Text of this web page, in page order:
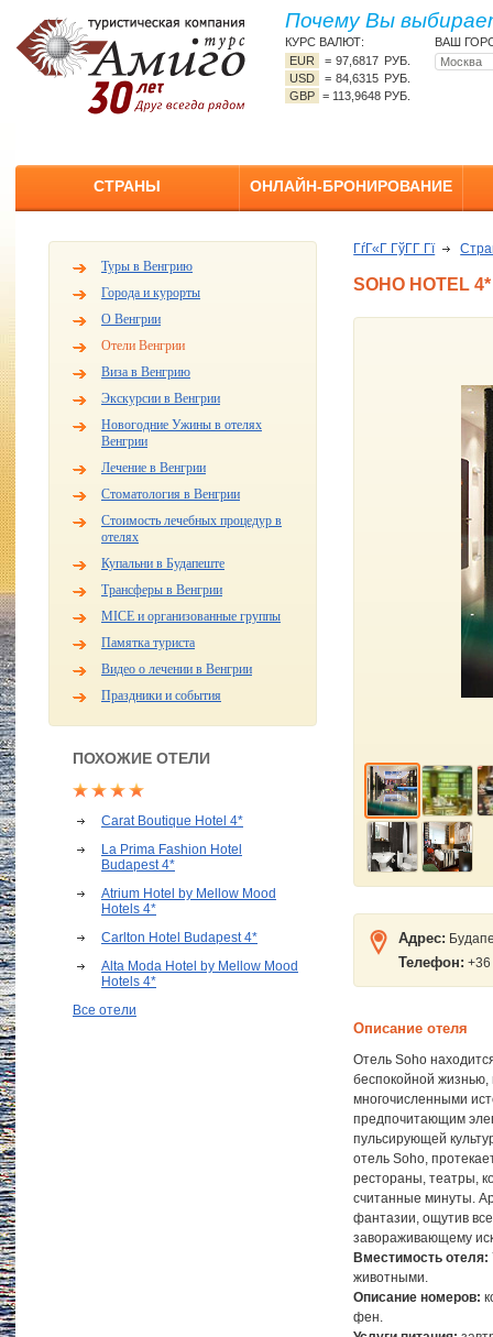
Почему Вы
КУРС ВАЛЮТ:
EUR
=97,6817 РУБ.
USD
=84,6315 РУБ.
GBP = 113,9648 РУБ.
ВАШ
СТРАНЫ ОНЛАЙН-БРОНИРОВАНИЕ
Туры в Венгрию
Города и курорты
О Венгрии
Отели Венгрии
Виза в Венгрию
Экскурсии в Венгрии
Новогодние Ужины в отелях
Венгрии
Лечение в Венгрии
Стоматология в Венгрии
Стоимость лечебных процедур в
отелях
Купальни в Будапеште
Трансферы в Венгрии
MICE и организованные группы
Памятка туриста
Видео о лечении в Венгрии
Праздники и события
ПОХОЖИЕ ОТЕЛИ
Carat Boutique Hotel 4*
La Prima Fashion Hotel
Budapest 4*
Atrium Hotel by Mellow Mood
Hotels 4*
Carlton Hotel Budapest 4*
Alta Moda Hotel by Mellow Mood
Hotels 4*
Все отели
ГѓГ«Г ГўГ­Г Гї
SOHO HOTEL 4*
Адрес:
Телефон:
Описание отеля
Отель Soho
беспокойной
многочисленными
предпочитающим
пульсирующей
отель Soho,
рестораны, театры,
считанные минуты.
фантазии, ощутив
завораживающему
Вместимость отеля:
животными.
Описание номеров:
фен.